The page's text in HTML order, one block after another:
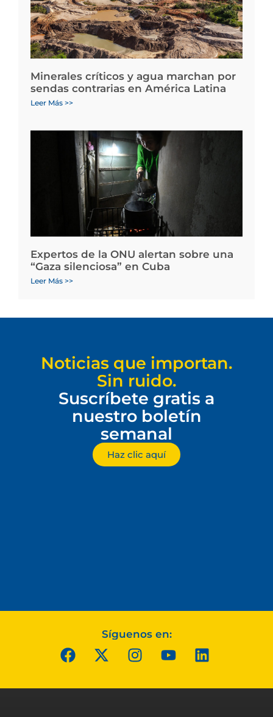
Minerales críticos y agua marchan por
sendas contrarias en América Latina
Leer Más >>
Expertos de la ONU alertan sobre una
“Gaza silenciosa” en Cuba
Leer Más >>
Noticias que importan.
Sin ruido.
Suscríbete gratis a
nuestro boletín
semanal
Haz clic aquí
Síguenos en: